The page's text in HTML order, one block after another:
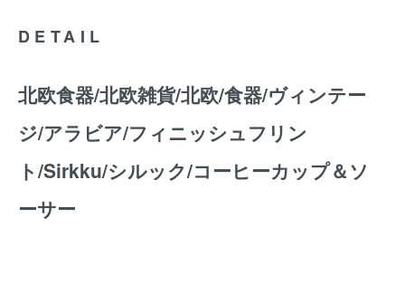
DETAIL
北欧食器/北欧雑貨/北欧/食器/ヴィンテー
ジ/アラビア/フィニッシュフリン
ト/Sirkku/シルック/コーヒーカップ＆ソ
ーサー